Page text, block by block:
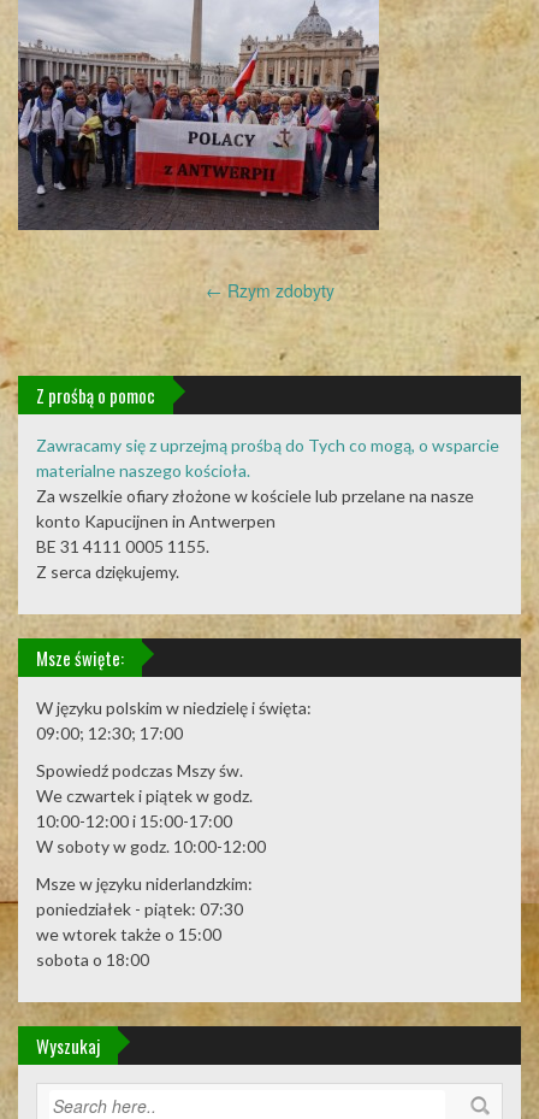
Post
navigation
←Rzym zdobyty
Z prośbą o pomoc
Zawracamy się z uprzejmą prośbą do Tych co mogą, o wsparcie
materialne naszego kościoła.
Za wszelkie ofiary złożone w kościele lub przelane na nasze
konto Kapucijnen in Antwerpen
BE 31 4111 0005 1155.
Z serca dziękujemy.
Msze święte:
W języku polskim w niedzielę i święta:
09:00; 12:30; 17:00
Spowiedź podczas Mszy św.
We czwartek i piątek w godz.
10:00-12:00 i 15:00-17:00
W soboty w godz. 10:00-12:00
Msze w języku niderlandzkim:
poniedziałek - piątek: 07:30
we wtorek także o 15:00
sobota o 18:00
Wyszukaj